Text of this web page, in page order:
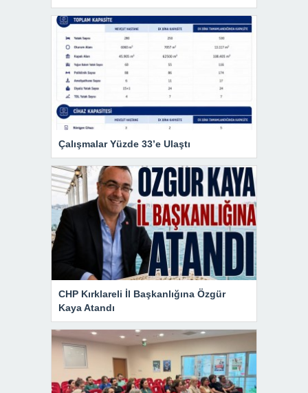
Çalışmalar Yüzde 33’e Ulaştı
CHP Kırklareli İl Başkanlığına Özgür
Kaya Atandı